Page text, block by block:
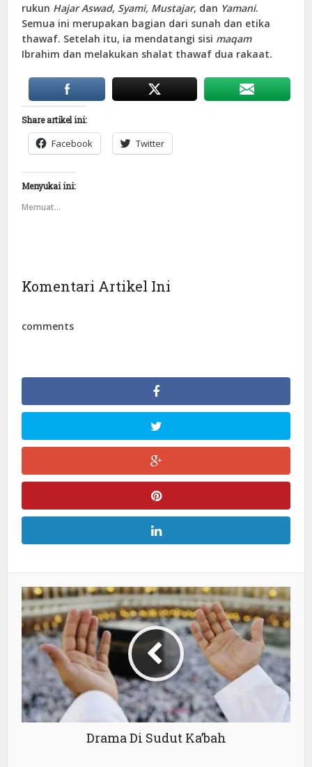
rukun Hajar Aswad, Syami, Mustajar, dan Yamani.
Semua ini merupakan bagian dari sunah dan etika
thawaf. Setelah itu, ia mendatangi sisi maqam
Ibrahim dan melakukan shalat thawaf dua rakaat.
Share artikel ini:
Facebook Twitter
Menyukai ini:
Memuat...
Komentari Artikel Ini
comments
Drama Di Sudut Ka’bah